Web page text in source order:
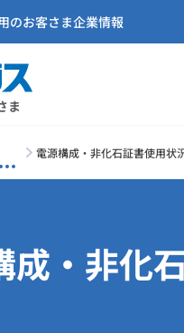
ま
のお客さま企業情報
電源構成・非化石証書使用状
成・非化